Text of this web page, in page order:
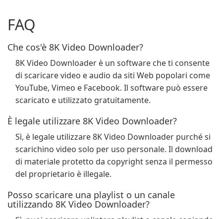
FAQ
Che cos'è 8K Video Downloader?
8K Video Downloader è un software che ti consente
di scaricare video e audio da siti Web popolari come
YouTube, Vimeo e Facebook. Il software può essere
scaricato e utilizzato gratuitamente.
È legale utilizzare 8K Video Downloader?
Sì, è legale utilizzare 8K Video Downloader purché si
scarichino video solo per uso personale. Il download
di materiale protetto da copyright senza il permesso
del proprietario è illegale.
Posso scaricare una playlist o un canale
utilizzando 8K Video Downloader?